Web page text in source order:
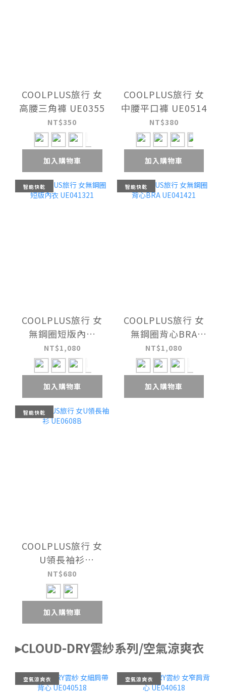
COOLPLUS旅行 女
高腰三角褲 UE0355
NT$350
加入購物車
COOLPLUS旅行 女
中腰平口褲 UE0514
NT$380
加入購物車
智能快乾
COOLPLUS旅行 女
無鋼圈短版內衣
UE041321
NT$1,080
加入購物車
智能快乾
COOLPLUS旅行 女
無鋼圈背心BRA
UE041421
NT$1,080
加入購物車
智能快乾
COOLPLUS旅行 女
U領長袖衫
UE0608B
NT$680
加入購物車
▸CLOUD-DRY雲紗系列/空氣涼爽衣
空氣涼爽衣 空氣涼爽衣